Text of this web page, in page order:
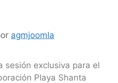
agmjoomla
sesión exclusiva para el
Playa Shanta